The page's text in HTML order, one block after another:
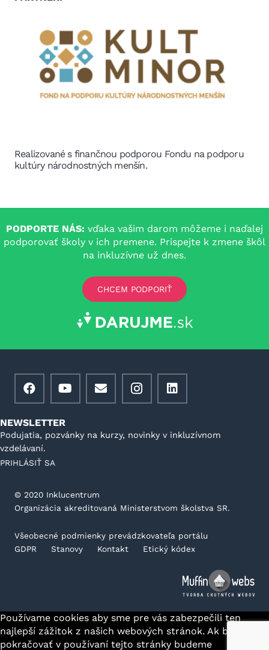
Realizované s finančnou podporou Fondu na podporu
kultúry národnostných menšín.
PODPORTE NÁS: vďaka vašim darom môžeme i naďalej
podporovať školy v ich premene. Prispejte k zmene škôl
na inkluzívne už dnes.
CHCEM PODPORIŤ
NEWSLETTER
Podujatia, pozvánky na kurzy, novinky v inkluzívnom
vzdelávaní.
PRIHLÁSIŤ SA
©️ 2020 Inklucentrum
Organizácia akreditovaná Ministerstvom školstva SR.
Všeobecné podmienky prevádzkovateľa portálu
GDPR
Stanovy Kontakt Etický kódex
Používame cookies aby sme pre vás zabezpečili ten
najlepší zážitok z našich webových stránok. Ak budete
pokračovať v používaní tejto stránky budeme